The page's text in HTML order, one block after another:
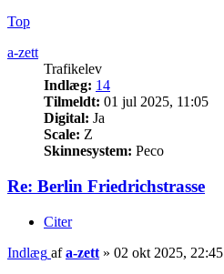
Top
a-zett
Trafikelev
Indlæg: 14
Tilmeldt: 01 jul 2025, 11:05
Digital: Ja
Scale: Z
Skinnesystem: Peco
Re: Berlin Friedrichstrasse
Citer
Indlæg afa-zett » 02 okt 2025, 22:45